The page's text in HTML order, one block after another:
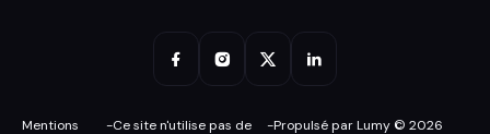
Mentions -Ce site n'utilise pas de -Propulsé par Lumy © 2026